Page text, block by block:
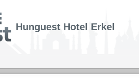
Hunguest Hotel Erkel